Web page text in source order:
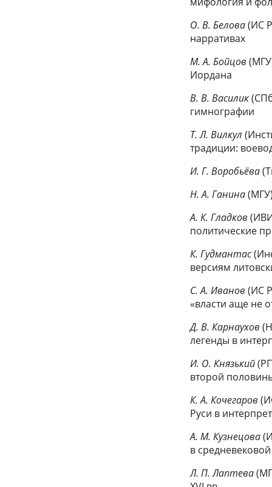
О. В. Белова(ИС
нарративах
М. А. Бойцов
Иордана
B. В. Василик
гимнографии
Т. Л. Вилкул
традиции:
И. Г. Воробьёва
Н. А. Ганина
А. К. Гладков
политические
К. Гудмантас
версиям
C. А. Иванов(ИС
«власти аще не
Д. В. Карнаухов
легенды в
И. О. Князький
второй
К. А. Кочегаров
Руси в
А. М. Кузнецова
в
Л. П. Лаптева